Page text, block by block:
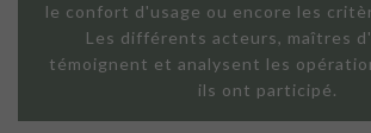
le confort d'usage ou encore les
Les différents acteurs, maîtres
témoignent et analysent les
ils ont participé.